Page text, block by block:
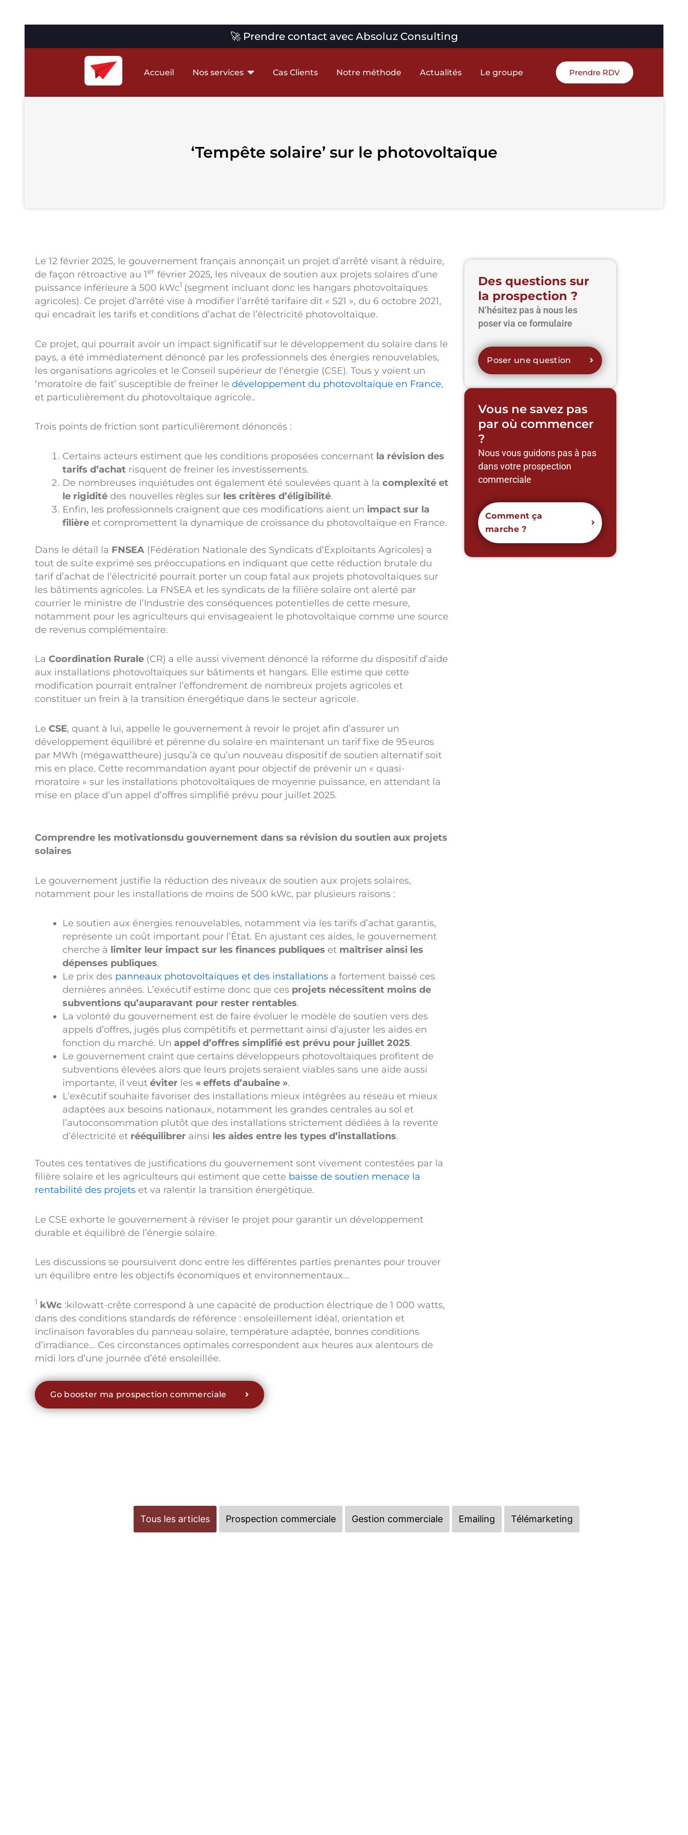
🚀 Prendre contact avec Absoluz Consulting
Accueil Nos services Cas Clients Notre méthode Actualités Le groupe Prendre RDV
‘Tempête solaire’ sur le photovoltaïque
Le 12 février 2025, le gouvernement français annonçait un projet d’arrêté visant à réduire,
de façon rétroactive au 1er février 2025, les niveaux de soutien aux projets solaires d’une
puissance inférieure à 500 kWc1 (segment incluant donc les hangars photovoltaïques
agricoles). Ce projet d’arrêté vise à modifier l’arrêté tarifaire dit « S21 », du 6 octobre 2021,
qui encadrait les tarifs et conditions d’achat de l’électricité photovoltaïque.
Ce projet, qui pourrait avoir un impact significatif sur le développement du solaire dans le
pays, a été immédiatement dénoncé par les professionnels des énergies renouvelables,
les organisations agricoles et le Conseil supérieur de l’énergie (CSE). Tous y voient un
‘moratoire de fait’ susceptible de freiner le développement du photovoltaïque en France,
et particulièrement du photovoltaïque agricole..
Trois points de friction sont particulièrement dénoncés :
Certains acteurs estiment que les conditions proposées concernant la révision des
tarifs d’achat risquent de freiner les investissements.
De nombreuses inquiétudes ont également été soulevées quant à la complexité et
le rigidité des nouvelles règles sur les critères d’éligibilité.
Enfin, les professionnels craignent que ces modifications aient un impact sur la
filière et compromettent la dynamique de croissance du photovoltaïque en France.
Dans le détail la FNSEA (Fédération Nationale des Syndicats d’Exploitants Agricoles) a
tout de suite exprimé ses préoccupations en indiquant que cette réduction brutale du
tarif d’achat de l’électricité pourrait porter un coup fatal aux projets photovoltaïques sur
les bâtiments agricoles. La FNSEA et les syndicats de la filière solaire ont alerté par
courrier le ministre de l’Industrie des conséquences potentielles de cette mesure,
notamment pour les agriculteurs qui envisageaient le photovoltaïque comme une source
de revenus complémentaire.
La Coordination Rurale (CR) a elle aussi vivement dénoncé la réforme du dispositif d’aide
aux installations photovoltaïques sur bâtiments et hangars. Elle estime que cette
modification pourrait entraîner l’effondrement de nombreux projets agricoles et
constituer un frein à la transition énergétique dans le secteur agricole.
Le CSE, quant à lui, appelle le gouvernement à revoir le projet afin d’assurer un
développement équilibré et pérenne du solaire en maintenant un tarif fixe de 95 euros
par MWh (mégawattheure) jusqu’à ce qu’un nouveau dispositif de soutien alternatif soit
mis en place. Cette recommandation ayant pour objectif de prévenir un « quasi-
moratoire » sur les installations photovoltaïques de moyenne puissance, en attendant la
mise en place d’un appel d’offres simplifié prévu pour juillet 2025.
Comprendre les motivationsdu gouvernement dans sa révision du soutien aux projets
solaires
Le gouvernement justifie la réduction des niveaux de soutien aux projets solaires,
notamment pour les installations de moins de 500 kWc, par plusieurs raisons :
Le soutien aux énergies renouvelables, notamment via les tarifs d’achat garantis,
représente un coût important pour l’État. En ajustant ces aides, le gouvernement
cherche à limiter leur impact sur les finances publiques et maîtriser ainsi les
dépenses publiques.
Le prix des panneaux photovoltaïques et des installations a fortement baissé ces
dernières années. L’exécutif estime donc que ces projets nécessitent moins de
subventions qu’auparavant pour rester rentables.
La volonté du gouvernement est de faire évoluer le modèle de soutien vers des
appels d’offres, jugés plus compétitifs et permettant ainsi d’ajuster les aides en
fonction du marché. Un appel d’offres simplifié est prévu pour juillet 2025.
Le gouvernement craint que certains développeurs photovoltaïques profitent de
subventions élevées alors que leurs projets seraient viables sans une aide aussi
importante, il veut éviter les « effets d’aubaine ».
L’exécutif souhaite favoriser des installations mieux intégrées au réseau et mieux
adaptées aux besoins nationaux, notamment les grandes centrales au sol et
l’autoconsommation plutôt que des installations strictement dédiées à la revente
d’électricité et rééquilibrer ainsi les aides entre les types d’installations.
Toutes ces tentatives de justifications du gouvernement sont vivement contestées par la
filière solaire et les agriculteurs qui estiment que cette baisse de soutien menace la
rentabilité des projets et va ralentir la transition énergétique.
Le CSE exhorte le gouvernement à réviser le projet pour garantir un développement
durable et équilibré de l’énergie solaire.
Les discussions se poursuivent donc entre les différentes parties prenantes pour trouver
un équilibre entre les objectifs économiques et environnementaux…
1 kWc :kilowatt-crête correspond à une capacité de production électrique de 1 000 watts,
dans des conditions standards de référence : ensoleillement idéal, orientation et
inclinaison favorables du panneau solaire, température adaptée, bonnes conditions
d’irradiance… Ces circonstances optimales correspondent aux heures aux alentours de
midi lors d’une journée d’été ensoleillée.
Go booster ma prospection commerciale
Des questions sur
la prospection ?
N’hésitez pas à nous les
poser via ce formulaire
Poser une question
Vous ne savez pas
par où commencer
?
Nous vous guidons pas à pas
dans votre prospection
commerciale
Comment ça
marche ?
Tous les articles Prospection commerciale Gestion commerciale Emailing Télémarketing